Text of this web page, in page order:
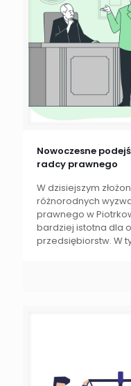
Nowoczesne
radcy prawnego
W dzisiejszym
różnorodnych
prawnego w
bardziej istotna dla
przedsiębiorstw. W